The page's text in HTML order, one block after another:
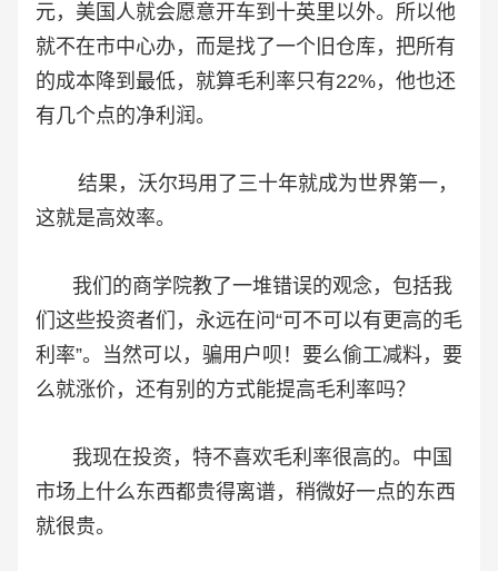
元，美国人就会愿意开车到十英里以外。所以他
就不在市中心办，而是找了一个旧仓库，把所有
的成本降到最低，就算毛利率只有22%，他也还
有几个点的净利润。
结果，沃尔玛用了三十年就成为世界第一，
这就是高效率。
我们的商学院教了一堆错误的观念，包括我
们这些投资者们，永远在问“可不可以有更高的毛
利率”。当然可以，骗用户呗！要么偷工减料，要
么就涨价，还有别的方式能提高毛利率吗？
我现在投资，特不喜欢毛利率很高的。中国
市场上什么东西都贵得离谱，稍微好一点的东西
就很贵。